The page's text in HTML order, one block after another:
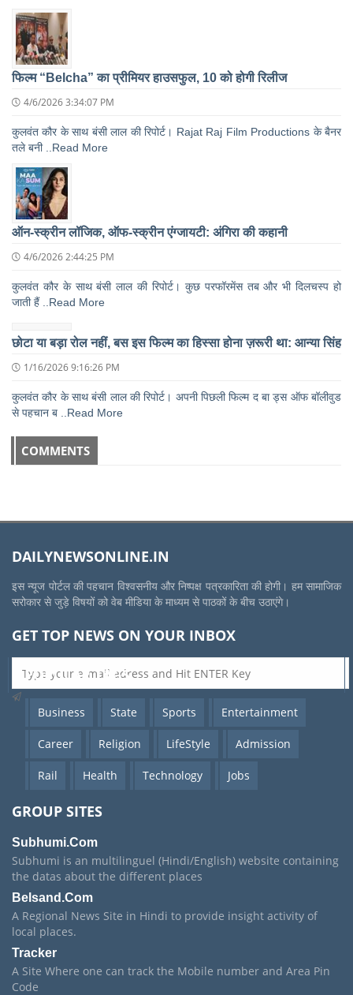
फिल्म “Belcha” का प्रीमियर हाउसफुल, 10 को होगी रिलीज
4/6/2026 3:34:07 PM
कुलवंत कौर के साथ बंसी लाल की रिपोर्ट। Rajat Raj Film Productions के बैनर
तले बनी ..Read More
ऑन-स्क्रीन लॉजिक, ऑफ-स्क्रीन एंग्जायटी: अंगिरा की कहानी
4/6/2026 2:44:25 PM
कुलवंत कौर के साथ बंसी लाल की रिपोर्ट। कुछ परफॉरमेंस तब और भी दिलचस्प हो
जाती हैं ..Read More
छोटा या बड़ा रोल नहीं, बस इस फिल्म का हिस्सा होना ज़रूरी था: आन्या सिंह
1/16/2026 9:16:26 PM
कुलवंत कौर के साथ बंसी लाल की रिपोर्ट। अपनी पिछली फिल्म द बा ड्स ऑफ बॉलीवुड
से पहचान ब ..Read More
COMMENTS
DAILYNEWSONLINE.IN
इस न्यूज पोर्टल की पहचान विश्वसनीय और निष्पक्ष पत्रकारिता की होगी। हम सामाजिक
सरोकार से जुड़े विषयों को वेब मीडिया के माध्यम से पाठकों के बीच उठाएंगे।
GET TOP NEWS ON YOUR INBOX
POPULAR TAGS
Business State Sports Entertainment
Career Religion LifeStyle Admission
Rail Health Technology Jobs
GROUP SITES
Subhumi.Com
Subhumi is an multilinguel (Hindi/English) website containing
the datas about the different places
Belsand.Com
A Regional News Site in Hindi to provide insight activity of
local places.
Tracker
A Site Where one can track the Mobile number and Area Pin
Code